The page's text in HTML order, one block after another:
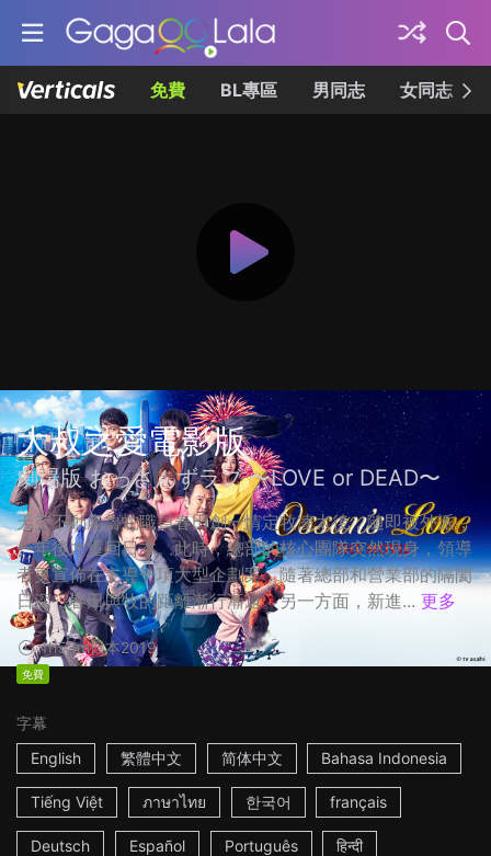
免費 BL專區 男同志 女同志
大叔之愛電影版
劇場版 おっさんずラブ 〜LOVE or DEAD〜
天空不動產魯蛇職員春田創一情定牧凌太後，隨即被外派，
一年後才重回日本。此時，總部的核心團隊突然現身，領導
者更宣佈在主導一項大型企劃案，隨著總部和營業部的隔閡
日深，春田與牧的距離漸行漸遠。另一方面，新進... 更多
1h53m日本2019
免費
字幕
English
繁體中文 简体中文 Bahasa Indonesia
Tiếng Việt ภาษาไทย 한국어 français
Deutsch Español Português हिन्दी